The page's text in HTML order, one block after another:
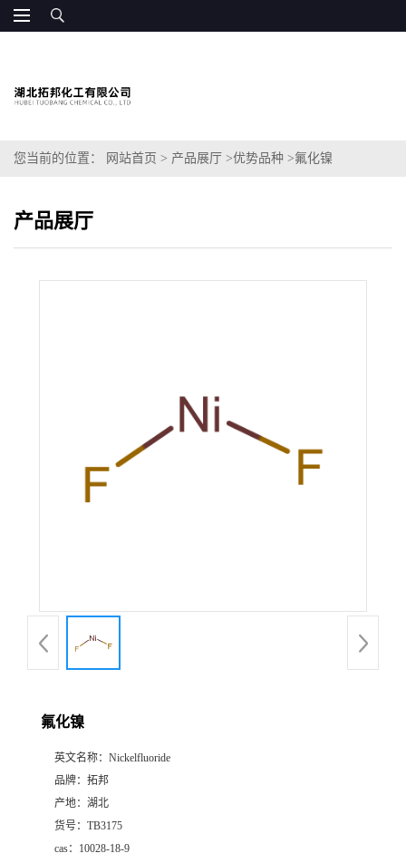
您当前的位置： 网站首页 > 产品展厅 >优势品种 >氟化镍
产品展厅
氟化镍
英文名称： Nickelfluoride
品牌： 拓邦
产地： 湖北
货号： TB3175
cas： 10028-18-9